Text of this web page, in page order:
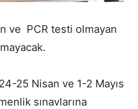
ve PCR testi olmayan
25 Nisan ve 1-2 Mayıs
sınavlarına